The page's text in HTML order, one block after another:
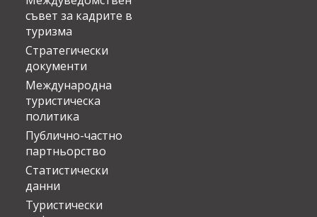
съвет за кадрите в
туризма
Стратегически
документи
Международна
туристическа
политика
Публично-частно
партньорство
Статистически
данни
Туристически